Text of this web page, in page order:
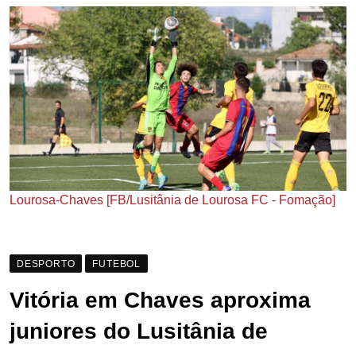
Lourosa-Chaves [FB/Lusitânia de Lourosa FC - Fomação]
DESPORTO FUTEBOL
Vitória em Chaves aproxima
juniores do Lusitânia de